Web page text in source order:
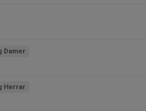
Damer
Herrar